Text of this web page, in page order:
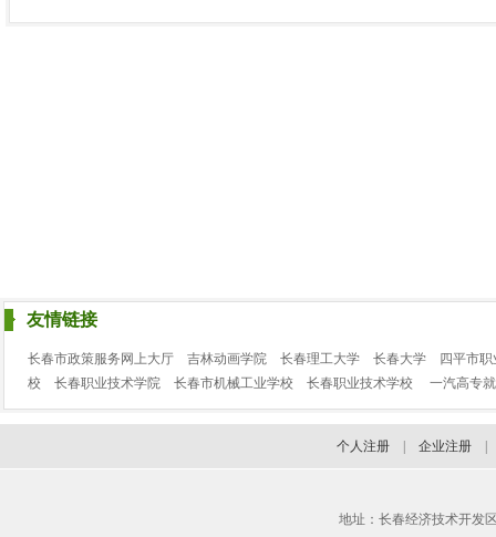
友情链接
长春市政策服务网上大厅 吉林动画学院 长春理工大学 长春大学
四平市
校
长春职业技术学院 长春市机械工业学校 长春职业技术学校 一汽高专
个人注册 企业注册
地址：长春经济技术开发